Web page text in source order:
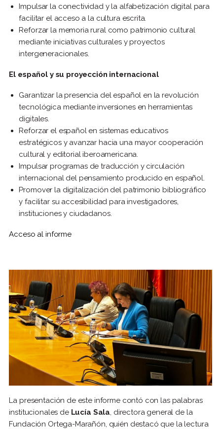
Impulsar la conectividad y la alfabetización digital para
facilitar el acceso a la cultura escrita.
Reforzar la memoria rural como patrimonio cultural
mediante iniciativas culturales y proyectos
intergeneracionales.
El español y su proyección internacional
Garantizar la presencia del español en la revolución
tecnológica mediante inversiones en herramientas
digitales.
Reforzar el español en sistemas educativos
estratégicos y avanzar hacia una mayor cooperación
cultural y editorial iberoamericana.
Impulsar programas de traducción y circulación
internacional del pensamiento producido en español.
Promover la digitalización del patrimonio bibliográfico
y facilitar su accesibilidad para investigadores,
instituciones y ciudadanos.
Acceso al informe
La presentación de este informe contó con las palabras
institucionales deLucía Sala, directora general de la
Fundación Ortega-Marañón, quién destacó que la lectura